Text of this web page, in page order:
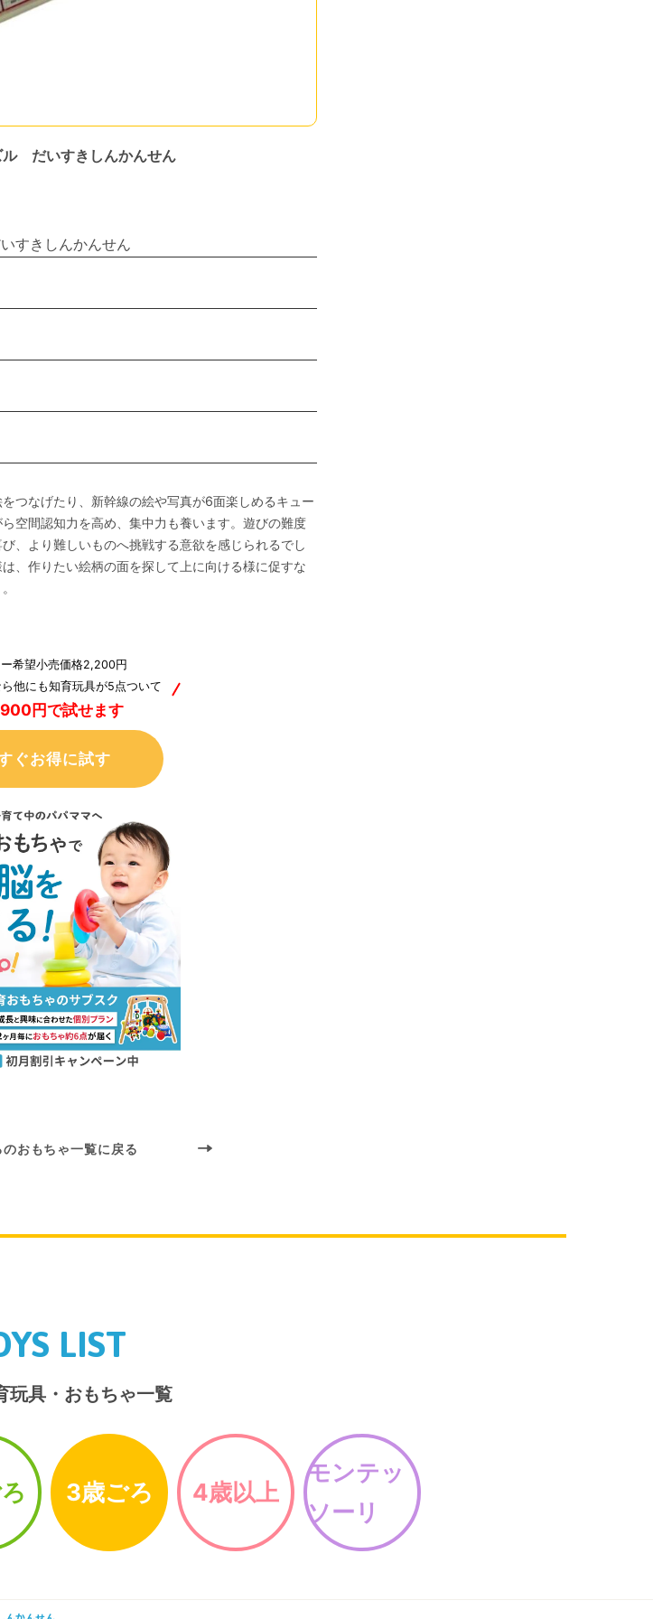
ル だいすきしんかんせん
すきしんかんせん
つなげたり、新幹線の絵や写真が6面楽しめるキュー
空間認知力を高め、集中力も養います。遊びの難度
、より難しいものへ挑戦する意欲を感じられるでし
、作りたい絵柄の面を探して上に向ける様に促すな
希望小売価格2,200円
ら他にも知育玩具が5点ついて
円で試せます
ぐお得に試す
おもちゃ一覧に戻る
LIST
玩具・おもちゃ一覧
3歳ごろ 4歳以上
モンテッ
ソーリ